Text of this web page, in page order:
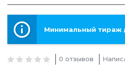
Минимальный тираж
0 отзывов